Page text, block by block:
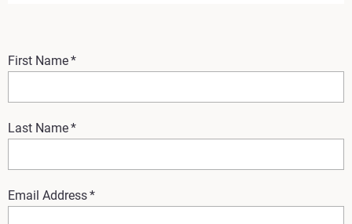
First Name*
Last Name*
Email Address*